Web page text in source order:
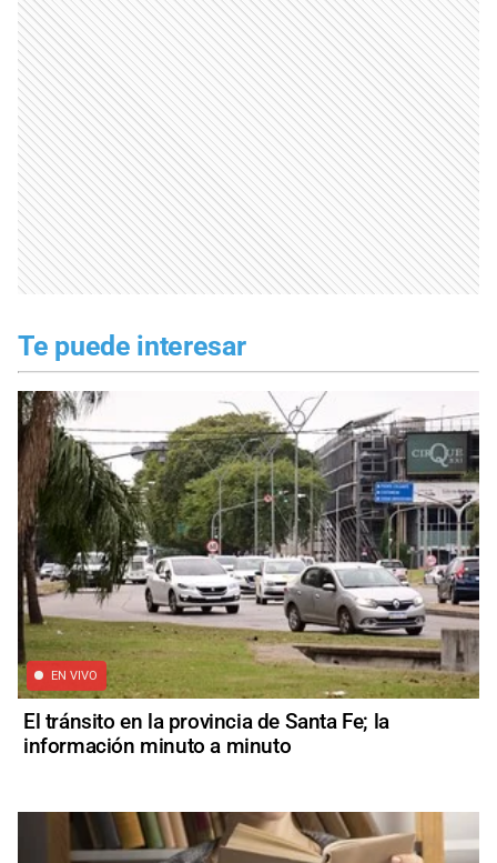
Te puede interesar
EN VIVO
El tránsito en la provincia de Santa Fe; la
información minuto a minuto